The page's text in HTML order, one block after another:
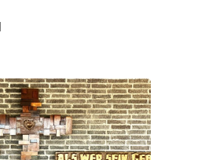
RATHAUSHOF
AM
SONNTAG